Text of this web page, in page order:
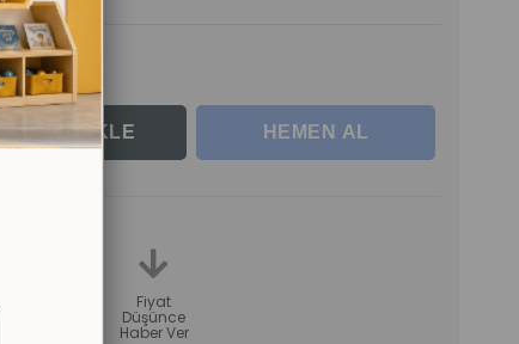
Fiyat
Düşünce
Haber Ver